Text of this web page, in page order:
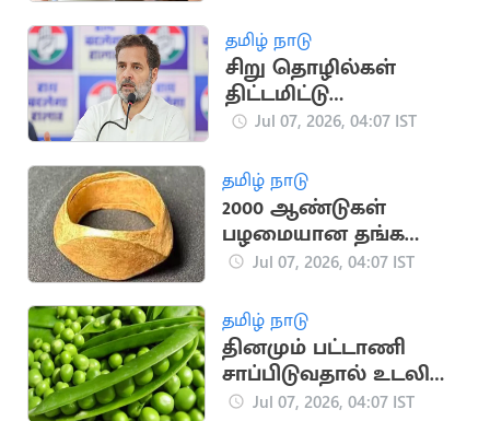
தமிழ் நாடு
சிறு தொழில்கள்
திட்டமிட்டு
நசுக்கப்படுகின்றன:
குற்றச்சாட்டு
Jul 07, 2026, 04:07 IST
தமிழ் நாடு
2000 ஆண்டுகள்
பழமையான தங்க
மோதிரங்கள்
பண்டைய வணிக
உறவுக்கு சாட்சி
Jul 07, 2026, 04:07 IST
தமிழ் நாடு
தினமும் பட்டாணி
சாப்பிடுவதால் உடலில்
ஏற்படும் அற்புத
Jul 07, 2026, 04:07 IST